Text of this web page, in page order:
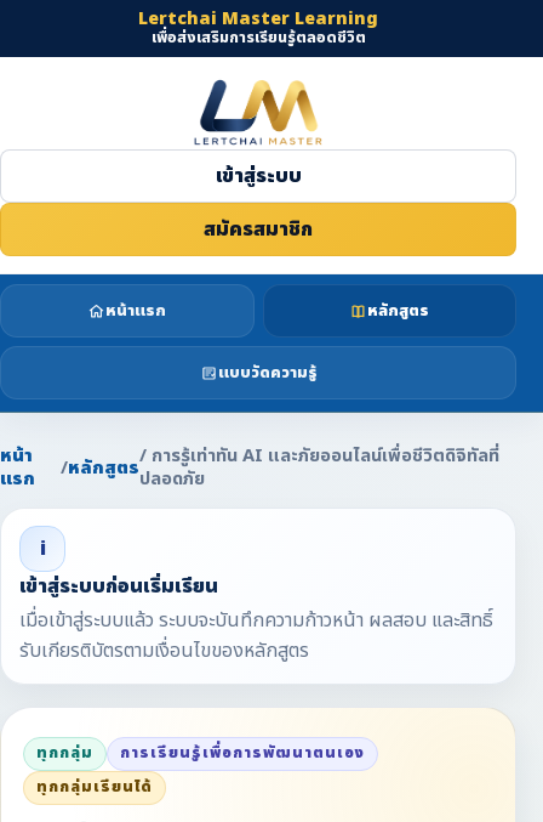
Lertchai Master Learning
เพื่อส่งเสริมการเรียนรู้ตลอดชีวิต
เข้าสู่ระบบ
สมัครสมาชิก
หน้าแรก หลักสูตร
แบบวัดความรู้
หน้า
แรก
/หลักสูตร/ การรู้เท่าทัน AI และภัยออนไลน์เพื่อชีวิตดิจิทัลที่
ปลอดภัย
i
เข้าสู่ระบบก่อนเริ่มเรียน
เมื่อเข้าสู่ระบบแล้ว ระบบจะบันทึกความก้าวหน้า ผลสอบ และสิทธิ์
รับเกียรติบัตรตามเงื่อนไขของหลักสูตร
ทุกกลุ่ม
การเรียนรู้เพื่อการพัฒนาตนเอง
ทุกกลุ่มเรียนได้